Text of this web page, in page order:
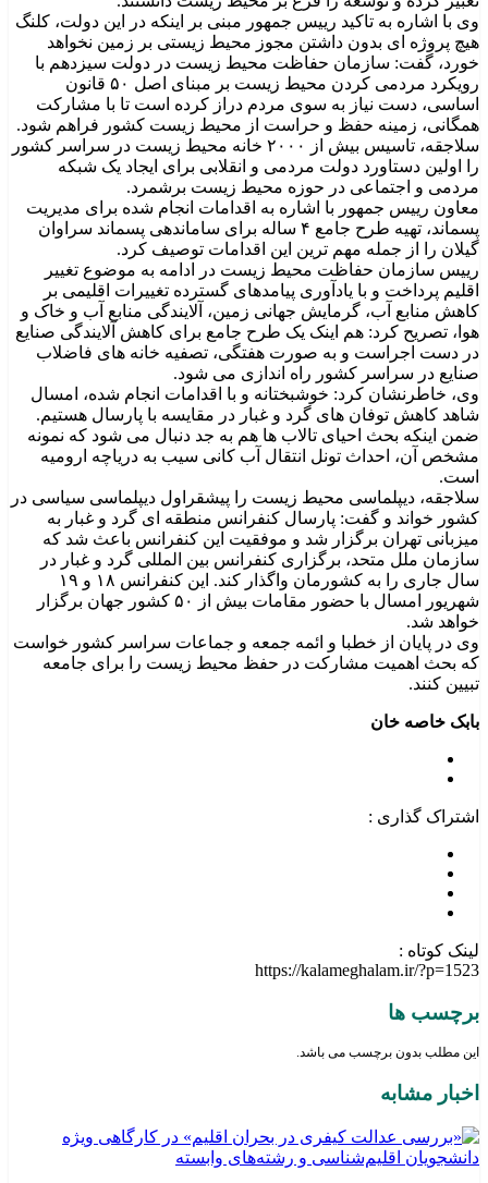
وی با اشاره به تاکید رییس جمهور مبنی بر اینکه در این دولت، کلنگ
هیچ پروژه ای بدون داشتن مجوز محیط زیستی بر زمین نخواهد
خورد، گفت: سازمان حفاظت محیط زیست در دولت سیزدهم با
رویکرد مردمی کردن محیط زیست بر مبنای اصل ۵۰ قانون
اساسی، دست نیاز به سوی مردم دراز کرده است تا با مشارکت
همگانی، زمینه حفظ و حراست از محیط زیست کشور فراهم شود.
سلاجقه، تاسیس بیش از ۲۰۰۰ خانه محیط زیست در سراسر کشور
را اولین دستاورد دولت مردمی و انقلابی برای ایجاد یک شبکه
مردمی و اجتماعی در حوزه محیط زیست برشمرد.
معاون رییس جمهور با اشاره به اقدامات انجام شده برای مدیریت
پسماند، تهیه طرح جامع ۴ ساله برای ساماندهی پسماند سراوان
گیلان را از جمله مهم ترین این اقدامات توصیف کرد.
رییس سازمان حفاظت محیط زیست در ادامه به موضوع تغییر
اقلیم پرداخت و با یادآوری پیامدهای گسترده تغییرات اقلیمی بر
کاهش منابع آب، گرمایش جهانی زمین، آلایندگی منابع آب و خاک و
هوا، تصریح کرد: هم اینک یک طرح جامع برای کاهش آلایندگی صنایع
در دست اجراست و به صورت هفتگی، تصفیه خانه های فاضلاب
صنایع در سراسر کشور راه اندازی می شود.
وی، خاطرنشان کرد: خوشبختانه و با اقدامات انجام شده، امسال
شاهد کاهش توفان های گرد و غبار در مقایسه با پارسال هستیم.
ضمن اینکه بحث احیای تالاب ها هم به جد دنبال می شود که نمونه
مشخص آن، احداث تونل انتقال آب کانی سیب به دریاچه ارومیه
است.
سلاجقه، دیپلماسی محیط زیست را پیشقراول دیپلماسی سیاسی در
کشور خواند و گفت: پارسال کنفرانس منطقه ای گرد و غبار به
میزبانی تهران برگزار شد و موفقیت این کنفرانس باعث شد که
سازمان ملل متحد، برگزاری کنفرانس بین المللی گرد و غبار در
سال جاری را به کشورمان واگذار کند. این کنفرانس ۱۸ و ۱۹
شهریور امسال با حضور مقامات بیش از ۵۰ کشور جهان برگزار
خواهد شد.
وی در پایان از خطبا و ائمه جمعه و جماعات سراسر کشور خواست
که بحث اهمیت مشارکت در حفظ محیط زیست را برای جامعه
تبیین کنند.
بابک خاصه خان
اشتراک گذاری :
لینک کوتاه :
https://kalameghalam.ir/?p=1523
برچسب ها
این مطلب بدون برچسب می باشد.
اخبار مشابه